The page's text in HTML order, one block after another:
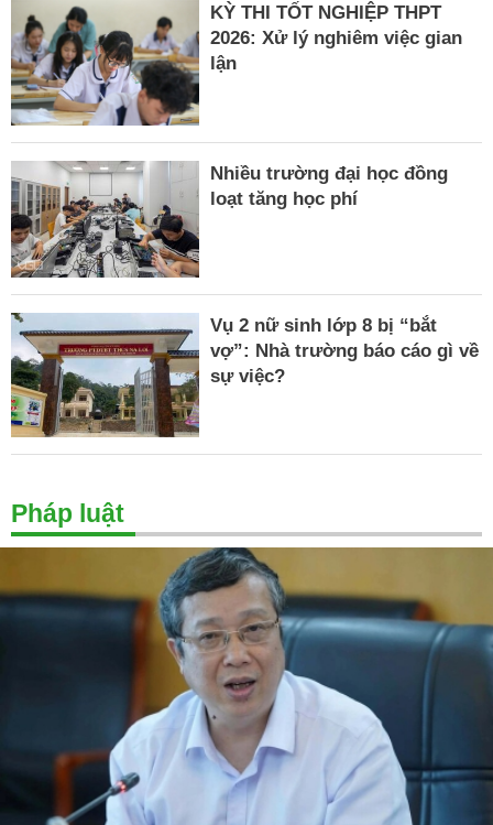
KỲ THI TỐT NGHIỆP THPT
2026: Xử lý nghiêm việc gian
lận
Nhiều trường đại học đồng
loạt tăng học phí
Vụ 2 nữ sinh lớp 8 bị “bắt
vợ”: Nhà trường báo cáo gì về
sự việc?
Pháp luật